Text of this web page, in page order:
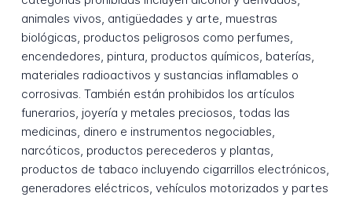
animales vivos, antigüedades y arte, muestras
biológicas, productos peligrosos como perfumes,
encendedores, pintura, productos químicos, baterías,
materiales radioactivos y sustancias inflamables o
corrosivas. También están prohibidos los artículos
funerarios, joyería y metales preciosos, todas las
medicinas, dinero e instrumentos negociables,
narcóticos, productos perecederos y plantas,
productos de tabaco incluyendo cigarrillos electrónicos,
generadores eléctricos, vehículos motorizados y partes